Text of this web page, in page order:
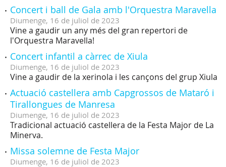
Concert i ball de Gala amb l'Orquestra Maravella
Diumenge, 16 de juliol de 2023
Vine a gaudir un any més del gran repertori de
l'Orquestra Maravella!
Concert infantil a càrrec de Xiula
Diumenge, 16 de juliol de 2023
Vine a gaudir de la xerinola i les cançons del grup Xiula
Actuació castellera amb Capgrossos de Mataró i
Tirallongues de Manresa
Diumenge, 16 de juliol de 2023
Tradicional actuació castellera de la Festa Major de La
Minerva.
Missa solemne de Festa Major
Diumenge, 16 de juliol de 2023